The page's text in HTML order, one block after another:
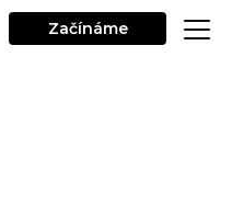
Začínáme